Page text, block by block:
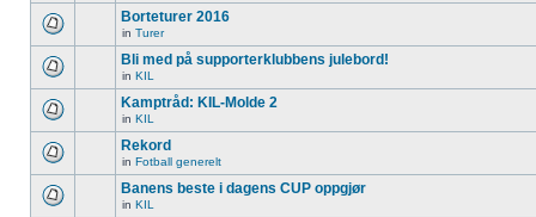
Borteturer 2016
in Turer
Bli med på supporterklubbens julebord!
in KIL
Kamptråd: KIL-Molde 2
in KIL
Rekord
in Fotball generelt
Banens beste i dagens CUP oppgjør
in KIL